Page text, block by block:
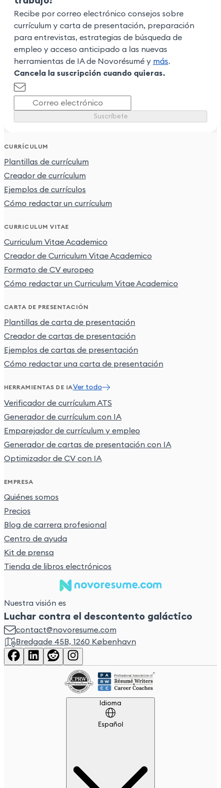
Recibe por correo electrónico consejos sobre
currículum y carta de presentación, preparación
para entrevistas, estrategias de búsqueda de
empleo y acceso anticipado a las nuevas
herramientas de IA de Novorésumé y más.
Cancela la suscripción cuando quieras.
Suscríbete
Nuestra visión es
Luchar contra el descontento galáctico
contact@novoresume.com
Bredgade 45B, 1260 København
Idioma
Español
CURRÍCULUM
Plantillas de currículum
Creador de currículum
Ejemplos de currículos
Cómo redactar un currículum
CURRICULUM VITAE
Curriculum Vitae Academico
Creador de Curriculum Vitae Academico
Formato de CV europeo
Cómo redactar un Curriculum Vitae Academico
CARTA DE PRESENTACIÓN
Plantillas de carta de presentación
Creador de cartas de presentación
Ejemplos de cartas de presentación
Cómo redactar una carta de presentación
HERRAMIENTAS DE IAVer todo
Verificador de currículum ATS
Generador de currículum con IA
Emparejador de currículum y empleo
Generador de cartas de presentación con IA
Optimizador de CV con IA
EMPRESA
Quiénes somos
Precios
Blog de carrera profesional
Centro de ayuda
Kit de prensa
Tienda de libros electrónicos